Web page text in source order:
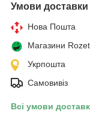
Умови доставки
Нова Пошта
Магазини
Укрпошта
Самовивіз
Всі умови